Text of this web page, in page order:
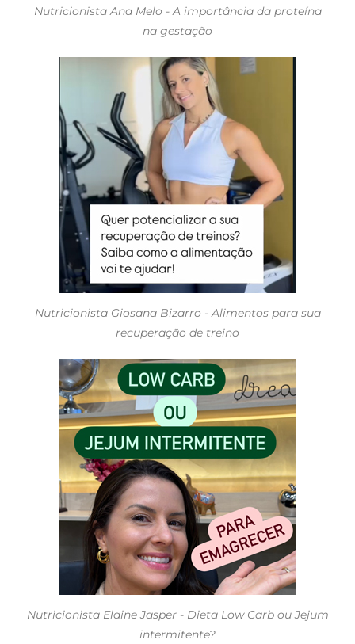
Nutricionista Ana Melo - A importância da proteína
na gestação
Nutricionista Giosana Bizarro - Alimentos para sua
recuperação de treino
Nutricionista Elaine Jasper - Dieta Low Carb ou Jejum
intermitente?